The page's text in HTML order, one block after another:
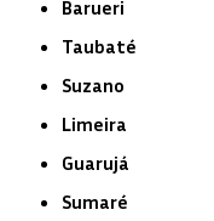
Barueri
Taubaté
Suzano
Limeira
Guarujá
Sumaré